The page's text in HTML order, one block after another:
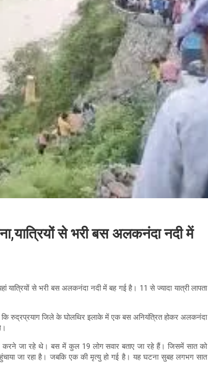
से भरी बस अलकनंदा नदी में
से भरी बस अलकनंदा नदी में बह गई है। 11 से ज्यादा यात्री लापता
रुद्रप्रयाग जिले के घोलथिर इलाके में एक बस अनियंत्रित होकर अलकनंदा
करने जा रहे थे। बस में कुल 19 लोग सवार बताए जा रहे हैं। जिसमें सात को
जा रहा है। जबकि एक की मृत्यु हो गई है। यह घटना सुबह लगभग सात